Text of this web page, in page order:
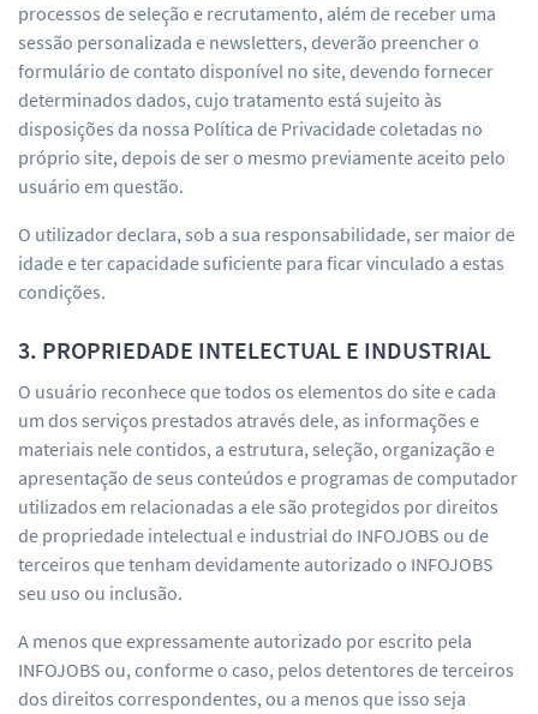
processos de seleção e recrutamento, além de receber uma
sessão personalizada e newsletters, deverão preencher o
formulário de contato disponível no site, devendo fornecer
determinados dados, cujo tratamento está sujeito às
disposições da nossa Política de Privacidade coletadas no
próprio site, depois de ser o mesmo previamente aceito pelo
usuário em questão.
O utilizador declara, sob a sua responsabilidade, ser maior de
idade e ter capacidade suficiente para ficar vinculado a estas
condições.
3. PROPRIEDADE INTELECTUAL E INDUSTRIAL
O usuário reconhece que todos os elementos do site e cada
um dos serviços prestados através dele, as informações e
materiais nele contidos, a estrutura, seleção, organização e
apresentação de seus conteúdos e programas de computador
utilizados em relacionadas a ele são protegidos por direitos
de propriedade intelectual e industrial do INFOJOBS ou de
terceiros que tenham devidamente autorizado o INFOJOBS
seu uso ou inclusão.
A menos que expressamente autorizado por escrito pela
INFOJOBS ou, conforme o caso, pelos detentores de terceiros
dos direitos correspondentes, ou a menos que isso seja